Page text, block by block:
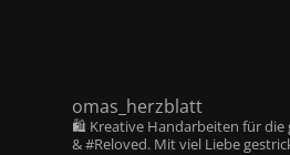
omas_herzblatt
🛍️ Kreative Handarbeiten für die
& #Reloved. Mit viel Liebe